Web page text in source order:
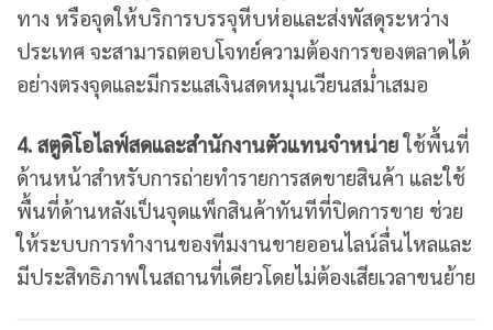
ทาง หรือจุดให้บริการบรรจุหีบห่อและส่งพัสดุระหว่าง
ประเทศ จะสามารถตอบโจทย์ความต้องการของตลาดได้
อย่างตรงจุดและมีกระแสเงินสดหมุนเวียนสม่ำเสมอ
4. สตูดิโอไลฟ์สดและสำนักงานตัวแทนจำหน่ายใช้พื้นที่
ด้านหน้าสำหรับการถ่ายทำรายการสดขายสินค้า และใช้
พื้นที่ด้านหลังเป็นจุดแพ็กสินค้าทันทีที่ปิดการขาย ช่วย
ให้ระบบการทำงานของทีมงานขายออนไลน์ลื่นไหลและ
มีประสิทธิภาพในสถานที่เดียวโดยไม่ต้องเสียเวลาขนย้าย